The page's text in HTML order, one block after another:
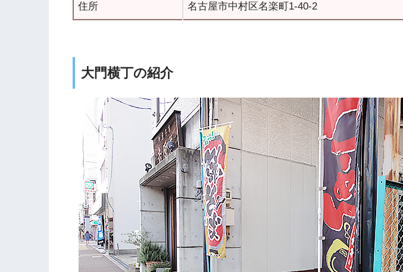
住所 名古屋市中村区名楽町1-40-2
大門横丁の紹介